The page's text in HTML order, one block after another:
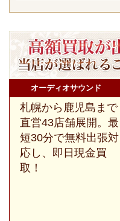
オーディオサウンド
札幌から鹿児島まで
直営43店舗展開。最
短30分で無料出張対
応し、即日現金買
取！